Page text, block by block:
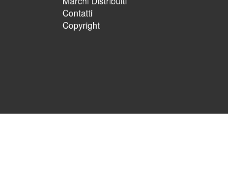
Contatti
Copyright